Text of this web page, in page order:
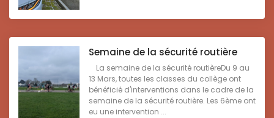
Semaine de la sécurité routière
La semaine de la sécurité routièreDu 9 au
13 Mars, toutes les classes du collège ont
bénéficié d'interventions dans le cadre de la
semaine de la sécurité routière. Les 6ème ont
eu une intervention ...